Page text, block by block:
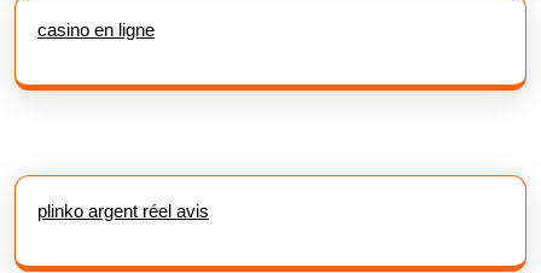
casino en ligne
plinko argent réel avis